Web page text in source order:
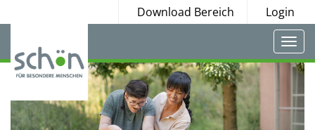
Download Bereich Login